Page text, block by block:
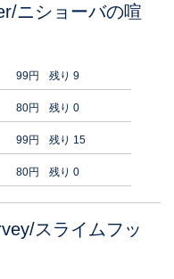
ニショーバの喧
99円 残り 9
80円 残り 0
99円 残り 15
80円 残り 0
スライムフッ